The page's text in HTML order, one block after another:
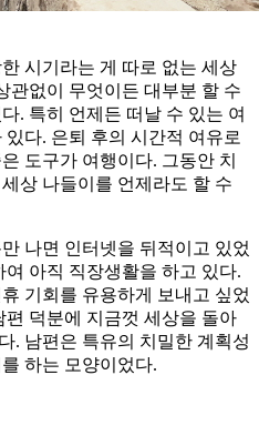
시기라는 게 따로 없는 세상
관없이 무엇이든 대부분 할 수
. 특히 언제든 떠날 수 있는 여
다. 은퇴 후의 시간적 여유로
도구가 여행이다. 그동안 치
상 나들이를 언제라도 할 수
나면 인터넷을 뒤적이고 있었
아직 직장생활을 하고 있다.
기회를 유용하게 보내고 싶었
덕분에 지금껏 세상을 돌아
. 남편은 특유의 치밀한 계획성
하는 모양이었다.